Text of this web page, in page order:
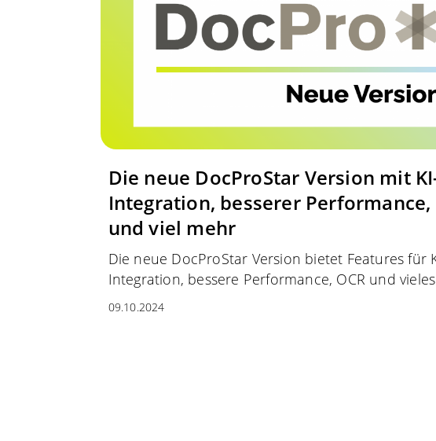
Die neue DocProStar Version mit
Integration, besserer Performance,
und viel mehr
Die neue DocProStar Version bietet Features für
Integration, bessere Performance, OCR und
09.10.2024